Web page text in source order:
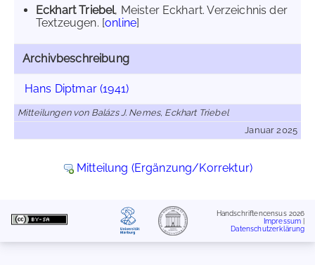
Eckhart Triebel, Meister Eckhart. Verzeichnis der
Textzeugen. [online]
Archivbeschreibung
Hans Diptmar (1941)
Mitteilungen von Balázs J. Nemes, Eckhart Triebel
Januar 2025
Mitteilung (Ergänzung/Korrektur)
Handschriftencensus 2026
Impressum
Datenschutzerklärung